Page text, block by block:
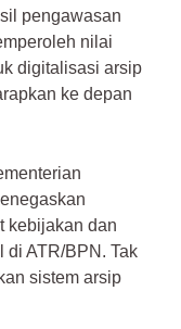
pengawasan
nilai
digitalisasi arsip
ke depan
kebijakan dan
di ATR/BPN. Tak
sistem arsip